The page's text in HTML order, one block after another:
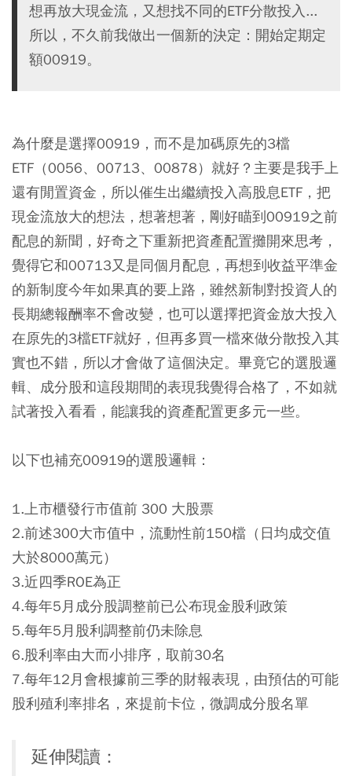
想再放大現金流，又想找不同的ETF分散投入...
所以，不久前我做出一個新的決定：開始定期定
額00919。
為什麼是選擇00919，而不是加碼原先的3檔
ETF（0056、00713、00878）就好？主要是我手上
還有閒置資金，所以催生出繼續投入高股息ETF，把
現金流放大的想法，想著想著，剛好瞄到00919之前
配息的新聞，好奇之下重新把資產配置攤開來思考，
覺得它和00713又是同個月配息，再想到收益平準金
的新制度今年如果真的要上路，雖然新制對投資人的
長期總報酬率不會改變，也可以選擇把資金放大投入
在原先的3檔ETF就好，但再多買一檔來做分散投入其
實也不錯，所以才會做了這個決定。畢竟它的選股邏
輯、成分股和這段期間的表現我覺得合格了，不如就
試著投入看看，能讓我的資產配置更多元一些。
以下也補充00919的選股邏輯：
1.上市櫃發行市值前 300 大股票
2.前述300大市值中，流動性前150檔（日均成交值
大於8000萬元）
3.近四季ROE為正
4.每年5月成分股調整前已公布現金股利政策
5.每年5月股利調整前仍未除息
6.股利率由大而小排序，取前30名
7.每年12月會根據前三季的財報表現，由預估的可能
股利殖利率排名，來提前卡位，微調成分股名單
延伸閱讀：